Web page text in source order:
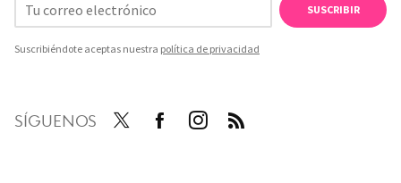
SUSCRIBIR
Suscribiéndote aceptas nuestra política de privacidad
SÍGUENOS